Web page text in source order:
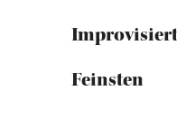
Feinsten